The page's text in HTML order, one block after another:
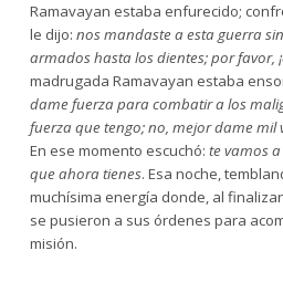
Ramavayan estaba enfurecido;
le dijo: nos mandaste a esta guerra
armados hasta los dientes; por favor,
madrugada Ramavayan estaba
dame fuerza para combatir a los
fuerza que tengo; no, mejor dame mil
En ese momento escuchó: te vamos
que ahora tienes. Esa noche,
muchísima energía donde, al
se pusieron a sus órdenes para
misión.